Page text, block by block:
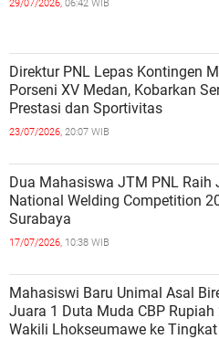
29/07/2026, 06:42 WIB
Direktur PNL Lepas Kontingen
Porseni XV Medan, Kobarkan
Prestasi dan Sportivitas
23/07/2026, 20:07 WIB
Dua Mahasiswa JTM PNL Raih
National Welding Competition
Surabaya
17/07/2026, 10:38 WIB
Mahasiswi Baru Unimal Asal
Juara 1 Duta Muda CBP Rupiah
Wakili Lhokseumawe ke